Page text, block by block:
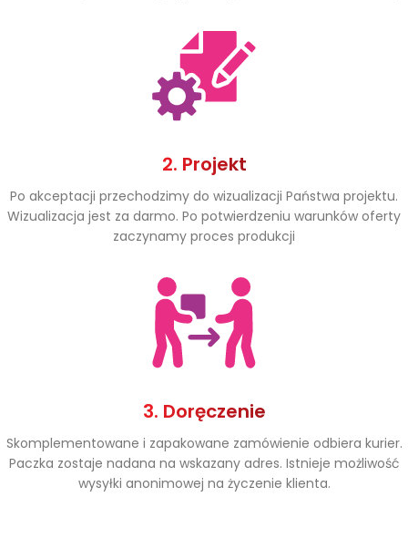
2. Projekt
Po akceptacji przechodzimy do wizualizacji Państwa projektu.
Wizualizacja jest za darmo. Po potwierdzeniu warunków oferty
zaczynamy proces produkcji
3. Doręczenie
Skomplementowane i zapakowane zamówienie odbiera kurier.
Paczka zostaje nadana na wskazany adres. Istnieje możliwość
wysyłki anonimowej na życzenie klienta.